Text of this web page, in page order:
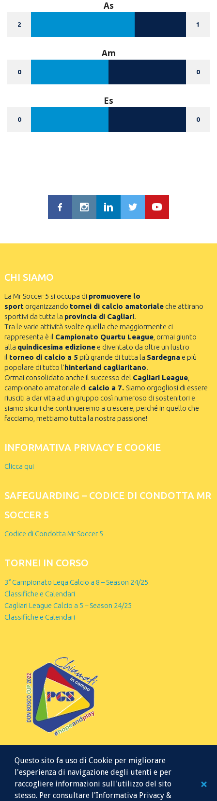
As
2 1
Am
0 0
Es
0 0
CHI SIAMO
La Mr Soccer 5 si occupa di promuovere lo
sportorganizzando tornei di calcio amatorialeche attirano
sportivi da tutta la provincia di Cagliari.
Tra le varie attività svolte quella che maggiormente ci
rappresenta è il Campionato Quartu League, ormai giunto
alla quindicesima edizionee diventato da oltre un lustro
il torneo di calcio a 5 più grande di tutta la Sardegna e più
popolare di tutto l’hinterland cagliaritano.
Ormai consolidato anche il successo del Cagliari League,
campionato amatoriale di calcio a 7. Siamo orgogliosi di essere
riusciti a dar vita ad un gruppo così numeroso di sostenitori e
siamo sicuri che continueremo a crescere, perché in quello che
facciamo, mettiamo tutta la nostra passione!
INFORMATIVA PRIVACY E COOKIE
Clicca qui
SAFEGUARDING – CODICE DI CONDOTTA MR
SOCCER 5
Codice di Condotta Mr Soccer 5
TORNEI IN CORSO
3° Campionato Lega Calcio a 8 – Season 24/25
Classifiche e Calendari
Cagliari League Calcio a 5 – Season 24/25
Classifiche e Calendari
Questo sito fa uso di Cookie per migliorare
l'esperienza di navigazione degli utenti e per
raccogliere informazioni sull'utilizzo del sito
stesso. Per consultare l'Informativa Privacy &